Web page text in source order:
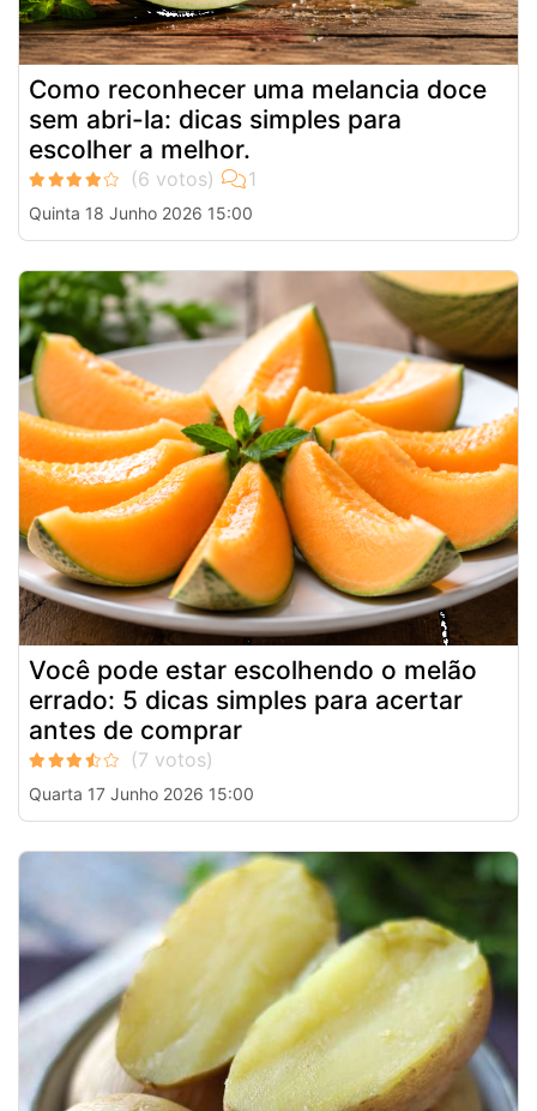
Como reconhecer uma melancia doce
sem abri-la: dicas simples para
escolher a melhor.
Quinta 18 Junho 2026 15:00
Você pode estar escolhendo o melão
errado: 5 dicas simples para acertar
antes de comprar
Quarta 17 Junho 2026 15:00